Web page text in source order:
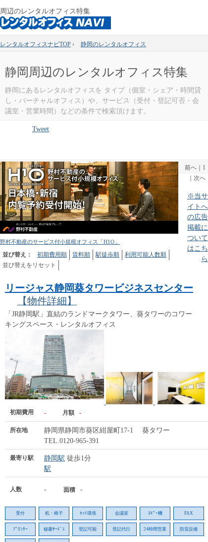
周辺のレンタルオフィス特集
レンタルオフィスナビTOP › 静岡のレンタルオフィス
静岡周辺のレンタルオフィス特集
静岡にあるレンタルオフィスを タイプ（個室・シェア・時間貸
し・バーチャルオフィス）や、サービス（受付・登記可否・会
議室・営業時間）などの条件で検索頂けます。
Tweet
野村不動産のサービス付小規模オフィス「H1O」
並び替え： 初期費用順 賃料順 駅徒歩順
利用可能人数順
並び替えをリセット
前へ
1
次へ
※当サ
イトへ
の広告
掲載に
ついて
はこち
ら
リージャス静岡葵タワービジネスセンター
【物件詳細】
「JR静岡駅」直結のランドマークタワー、葵タワーのコワー
キングスペース・レンタルオフィス
初期費用 - 月額 -
所在地
静岡県静岡市葵区紺屋町17-1 葵タワー
TEL.0120-965-391
最寄り駅 静岡駅 徒歩1分
駅
人数 - 面積 -
受付 机・椅子 ﾈｯﾄ環境 会議室 ｺﾋﾟｰ機 FAX
ﾌﾟﾘﾝﾀｰ 秘書ｻｰﾋﾞｽ 登記可能 登記代行 24時間営業 防音設備